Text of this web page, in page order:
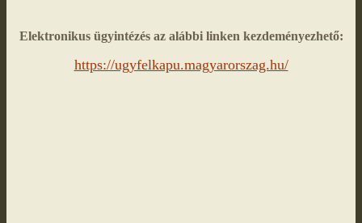
Elektronikus ügyintézés az alábbi linken kezdeményezhető:
https://ugyfelkapu.magyarorszag.hu/